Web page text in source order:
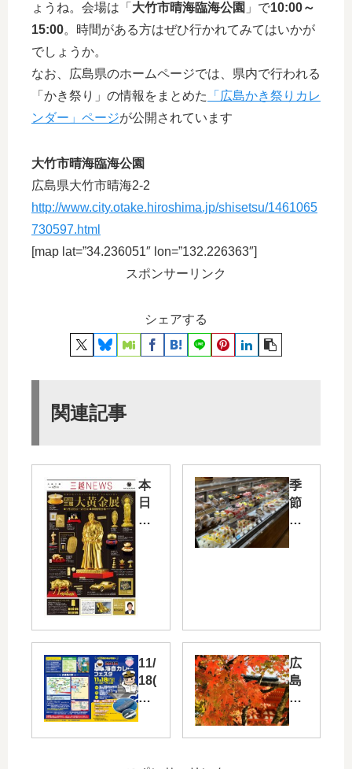
ょうね。会場は「 大竹市晴海臨海公園 」で10:00～
15:00。時間がある方はぜひ行かれてみてはいかが
でしょうか。
なお、広島県のホームページでは、県内で行われる
「かき祭り」の情報をまとめた
「広島かき祭りカレ
ンダー」ページが公開されています
大竹市晴海臨海公園
広島県大竹市晴海2-2
http://www.city.otake.hiroshima.jp/shisetsu/1461065
730597.html
[map lat=”34.236051″ lon=”132.226363″]
スポンサーリンク
シェアする
関連記事
本
日
1/2
越
で
「
季
節
の
ー
キ
な
ど
が
リ
11/
18(
日)
広
島
市
内